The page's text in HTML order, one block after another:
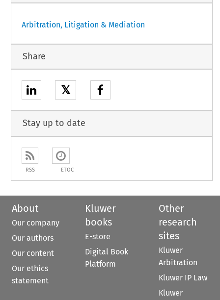
Arbitration, Litigation & Mediation
Share
𝕏
Stay up to date
RSS ETOC
About
Our company
Our authors
Our content
Our ethics
statement
Kluwer
books
E-store
Digital Book
Platform
Other
research
sites
Kluwer
Arbitration
Kluwer IP Law
Kluwer